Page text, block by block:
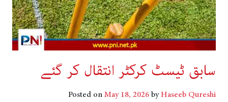
سابق ٹیسٹ کرکٹر انتقال کر گئے
Posted onMay 18, 2026byHaseeb Qureshi